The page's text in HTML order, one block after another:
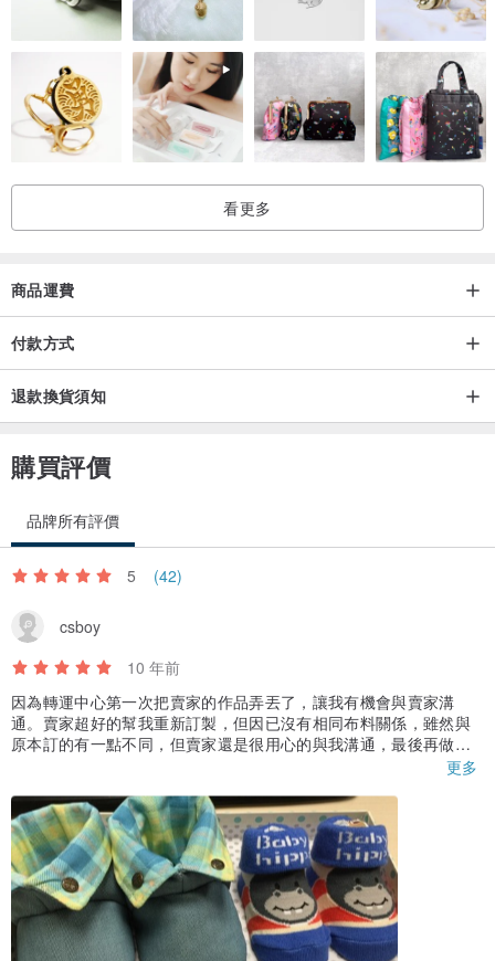
看更多
商品運費
付款方式
退款換貨須知
購買評價
品牌所有評價
5 (42)
csboy
10 年前
因為轉運中心第一次把賣家的作品弄丟了，讓我有機會與賣家溝
通。賣家超好的幫我重新訂製，但因已沒有相同布料關係，雖然與
原本訂的有一點不同，但賣家還是很用心的與我溝通，最後再做出
驚喜！真心的推薦，以後我一定還會來購物！感謝賣家！
更多